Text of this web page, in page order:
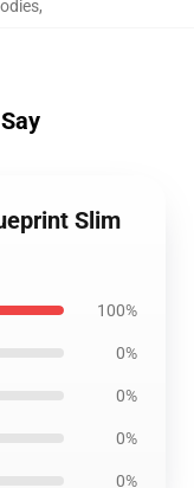
,
Slim
100%
0%
0%
0%
0%